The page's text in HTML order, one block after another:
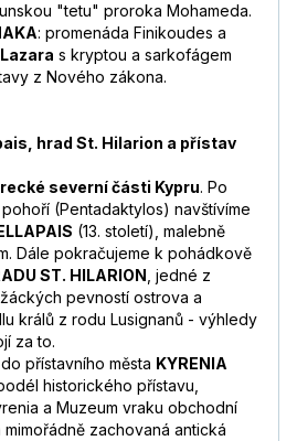
"tetu" proroka Mohameda.
: promenáda Finikoudes a
s kryptou a sarkofágem
z Nového zákona.
hrad St. Hilarion a přístav
severní části Kypru. Po
(Pentadaktylos) navštívíme
(13. století), malebně
Dále pokračujeme k pohádkově
ST. HILARION , jedné z
pevností ostrova a
králů z rodu Lusignanů - výhledy
za to.
přístavního města KYRENIA
historického přístavu,
a Muzeum vraku obchodní
zachovaná antická